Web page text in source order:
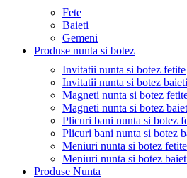
Fete
Baieti
Gemeni
Produse nunta si botez
Invitatii nunta si botez fetite
Invitatii nunta si botez baieti
Magneti nunta si botez
Magneti nunta si botez
Plicuri bani nunta si botez
Plicuri bani nunta si botez
Meniuri nunta si botez fetite
Meniuri nunta si botez
Produse Nunta